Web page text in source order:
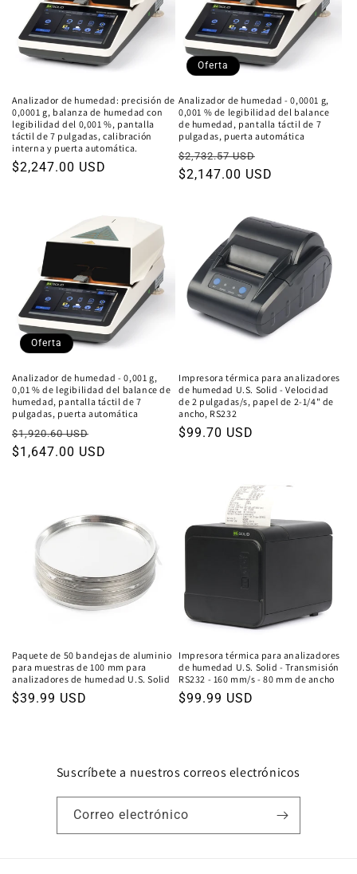
Analizador de humedad: precisión de
0,0001 g, balanza de humedad con
legibilidad del 0,001 %, pantalla
táctil de 7 pulgadas, calibración
interna y puerta automática.
Precio
$2,247.00 USD
Oferta
Analizador de humedad - 0,0001 g,
0,001 % de legibilidad del balance
de humedad, pantalla táctil de 7
pulgadas, puerta automática
Precio
habitual
$2,732.57 USD
de
$2,147.00 USD
Oferta
Analizador de humedad - 0,001 g,
0,01 % de legibilidad del balance de
humedad, pantalla táctil de 7
pulgadas, puerta automática
Precio
habitual
$1,920.60 USD
de
$1,647.00 USD
Impresora térmica para analizadores
de humedad U.S. Solid - Velocidad
de 2 pulgadas/s, papel de 2-1/4" de
ancho, RS232
Precio
$99.70 USD
Paquete de 50 bandejas de aluminio
para muestras de 100 mm para
analizadores de humedad U.S. Solid
Precio
$39.99 USD
Impresora térmica para analizadores
de humedad U.S. Solid - Transmisión
RS232 - 160 mm/s - 80 mm de ancho
Precio
$99.99 USD
Suscríbete a nuestros correos electrónicos
Correo electrónico